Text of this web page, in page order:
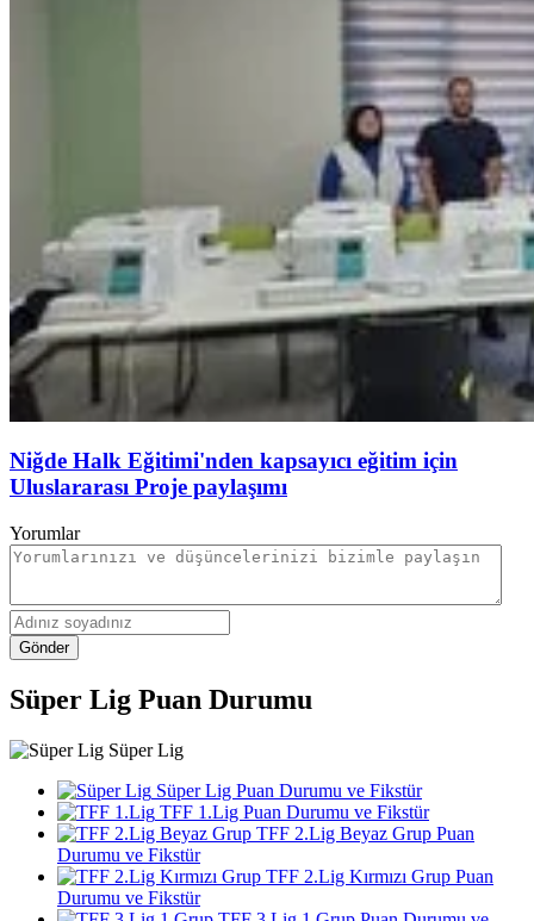
Niğde Halk Eğitimi'nden kapsayıcı eğitim için
Uluslararası Proje paylaşımı
Yorumlar
Gönder
Süper Lig Puan Durumu
Süper Lig
Süper Lig Puan Durumu ve Fikstür
TFF 1.Lig Puan Durumu ve Fikstür
TFF 2.Lig Beyaz Grup Puan
Durumu ve Fikstür
TFF 2.Lig Kırmızı Grup Puan
Durumu ve Fikstür